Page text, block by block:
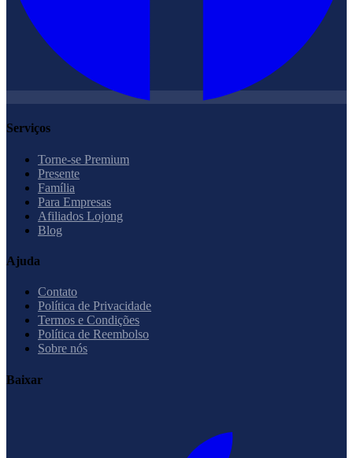
Serviços
Torne-se Premium
Presente
Família
Para Empresas
Afiliados Lojong
Blog
Ajuda
Contato
Política de Privacidade
Termos e Condições
Política de Reembolso
Sobre nós
Baixar